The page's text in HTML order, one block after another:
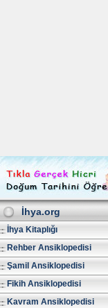
İhya.org
İhya Kitaplığı
Rehber Ansiklopedisi
Şamil Ansiklopedisi
Fikih Ansiklopedisi
Kavram Ansiklopedisi